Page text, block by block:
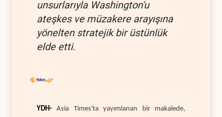
unsurlarıyla Washington'u
ateşkes ve müzakere arayışına
yönelten stratejik bir üstünlük
elde etti.
YDH- Asia Times'ta yayımlanan bir makalede,